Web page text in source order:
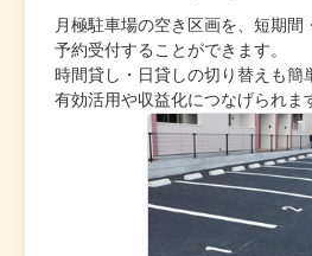
月極駐車場の空き区画を、短期間
予約受付することができます。
時間貸し・日貸しの切り替えも簡
有効活用や収益化につなげられま